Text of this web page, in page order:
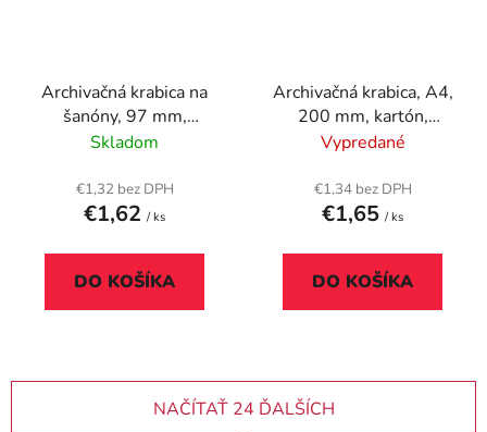
Archivačná krabica na
šanóny, 97 mm,
recyklovaný kartón,
biela
Skladom
€1,32 bez DPH
€1,62 / ks
DO KOŠÍKA
Archivačná krabica, A4,
200 mm, kartón,
DONAU, prírodná
Vypredané
€1,34 bez DPH
€1,65 / ks
DO KOŠÍKA
NAČÍTAŤ 24 ĎALŠÍCH